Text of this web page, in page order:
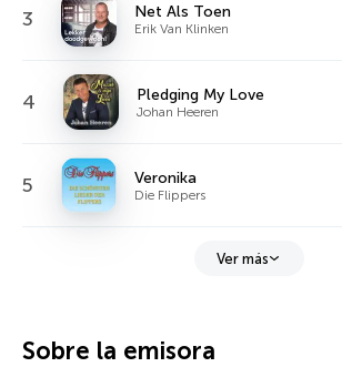
3 Net Als Toen
Erik Van Klinken
4 Pledging My Love
Johan Heeren
5 Veronika
Die Flippers
Ver más
Sobre la emisora